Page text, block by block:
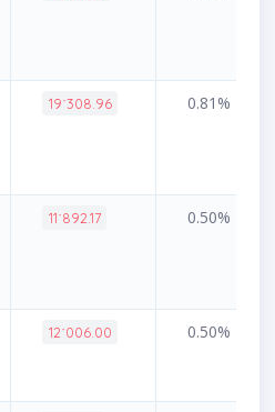
19˙308.96 0.81%
11˙892.17 0.50%
12˙006.00 0.50%